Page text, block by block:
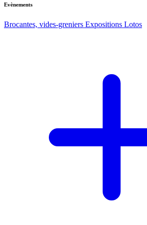
Evènements
Brocantes, vides-greniers Expositions Lotos